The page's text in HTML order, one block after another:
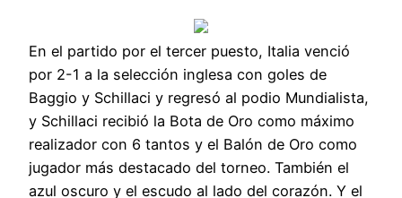
En el partido por el tercer puesto, Italia venció
por 2-1 a la selección inglesa con goles de
Baggio y Schillaci y regresó al podio Mundialista,
y Schillaci recibió la Bota de Oro como máximo
realizador con 6 tantos y el Balón de Oro como
jugador más destacado del torneo. También el
azul oscuro y el escudo al lado del corazón. Y el